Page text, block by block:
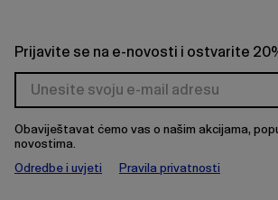
Prijavite se na e-novosti i ostvarite
Obaviještavat ćemo vas o našim akcijama,
novostima.
Odredbe i uvjeti
Pravila privatnosti